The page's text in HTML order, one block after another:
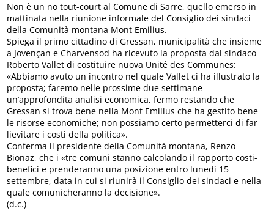
Non è un no tout-court al Comune di Sarre, quello emerso in
mattinata nella riunione informale del Consiglio dei sindaci
della Comunità montana Mont Emilius.
Spiega il primo cittadino di Gressan, municipalità che insieme
a Jovençan e Charvensod ha ricevuto la proposta dal sindaco
Roberto Vallet di costituire nuova Unité des Communes:
«Abbiamo avuto un incontro nel quale Vallet ci ha illustrato la
proposta; faremo nelle prossime due settimane
un’approfondita analisi economica, fermo restando che
Gressan si trova bene nella Mont Emilius che ha gestito bene
le risorse economiche; non possiamo certo permetterci di far
lievitare i costi della politica».
Conferma il presidente della Comunità montana, Renzo
Bionaz, che i «tre comuni stanno calcolando il rapporto costi-
benefici e prenderanno una posizione entro lunedì 15
settembre, data in cui si riunirà il Consiglio dei sindaci e nella
quale comunicheranno la decisione».
(d.c.)